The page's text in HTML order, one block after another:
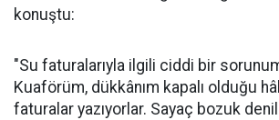
konuştu:
"Su faturalarıyla ilgili ciddi bir
Kuaförüm, dükkânım kapalı olduğu
faturalar yazıyorlar. Sayaç bozuk